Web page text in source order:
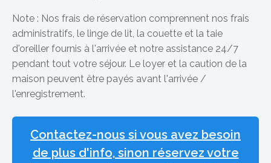
Note : Nos frais de réservation comprennent nos frais
administratifs, le linge de lit, la couette et la taie
d'oreiller fournis à l'arrivée et notre assistance 24/7
pendant tout votre séjour. Le loyer et la caution de la
maison peuvent être payés avant l'arrivée /
l'enregistrement.
Contactez-nous si vous avez besoin
de plus d'info, sinon réservez votre